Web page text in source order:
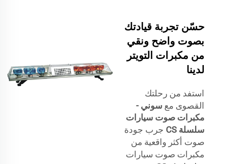
حسّن تجربة قيادتك
بصوت واضح ونقي
من مكبرات التويتر
لدينا
استفد من رحلتك
القصوى مع سوني -
مكبرات صوت سيارات
سلسلة CS
جرب جودة
صوت أكثر واقعية من
مكبرات صوت سيارات